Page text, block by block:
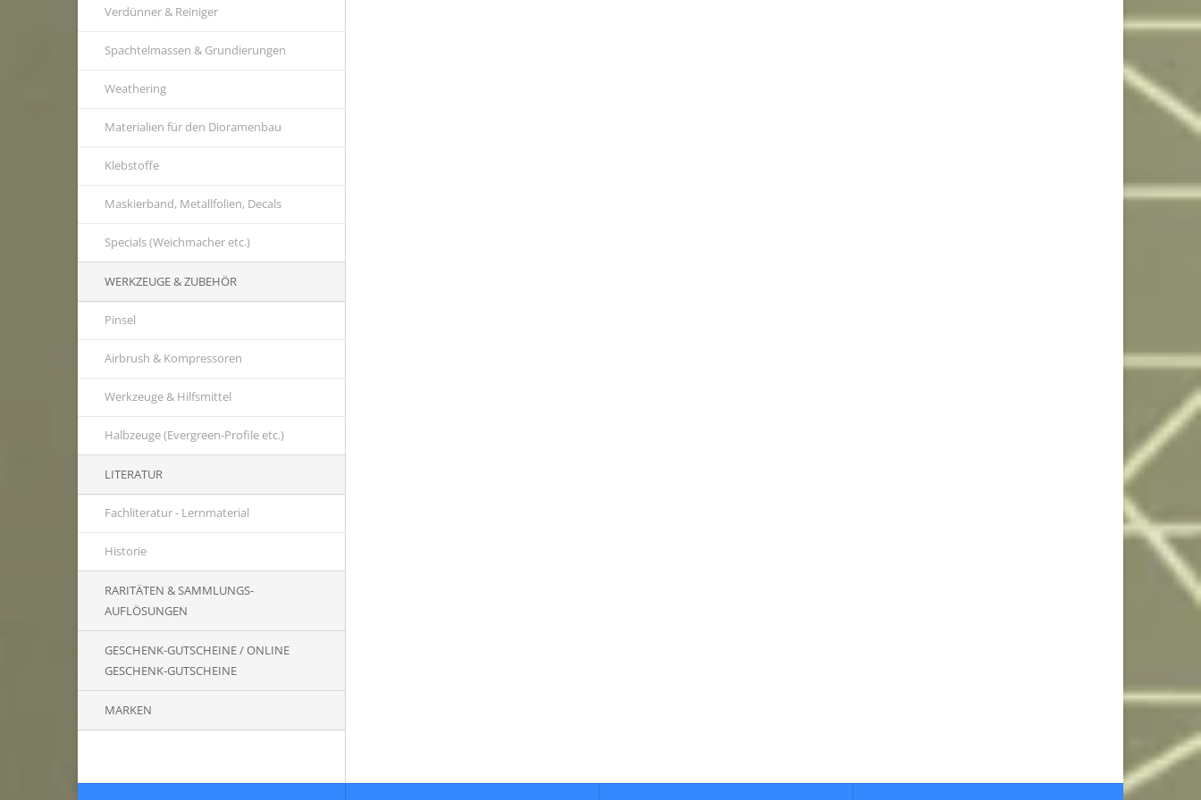
Verdünner & Reiniger
Spachtelmassen & Grundierungen
Weathering
Materialien für den Dioramenbau
Klebstoffe
Maskierband, Metallfolien, Decals
Specials (Weichmacher etc.)
WERKZEUGE & ZUBEHÖR
Pinsel
Airbrush & Kompressoren
Werkzeuge & Hilfsmittel
Halbzeuge (Evergreen-Profile etc.)
LITERATUR
Fachliteratur - Lernmaterial
Historie
RARITÄTEN & SAMMLUNGS-
AUFLÖSUNGEN
GESCHENK-GUTSCHEINE / ONLINE
GESCHENK-GUTSCHEINE
MARKEN